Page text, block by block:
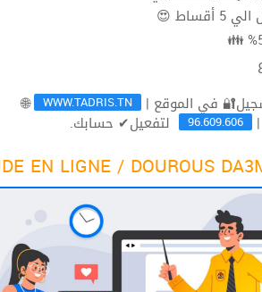
أقساط 😍
WWW.TADRIS.TN
🌐
|
96.609.606 لتفعيل✔ حسابك.
EN LIGNE / DOUROUS